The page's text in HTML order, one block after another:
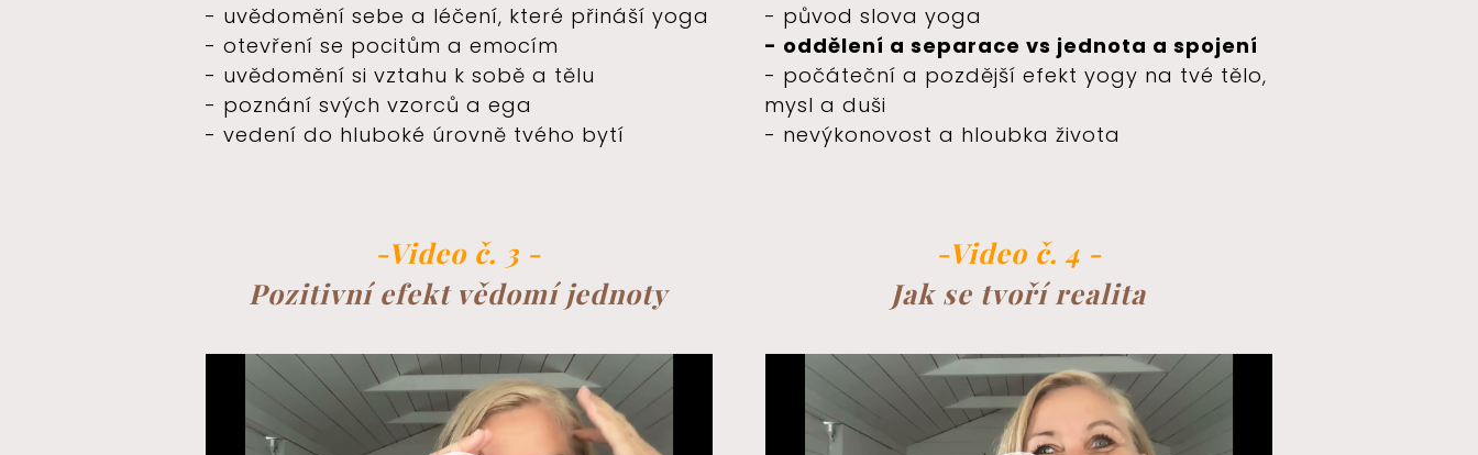
- uvědomění sebe a léčení, které přináší yoga
- otevření se pocitům a emocím
- uvědomění si vztahu k sobě a tělu
- poznání svých vzorců a ega
- vedení do hluboké úrovně tvého bytí
-Video č. 3 -
Pozitivní efekt vědomí jednoty
Video
- původ slova yoga
- oddělení a separace vs jednota a spojení
- počáteční a pozdější efekt yogy na tvé tělo,
mysl a duši
- nevýkonovost a hloubka života
-Video č. 4 -
Jak se tvoří realita
Video